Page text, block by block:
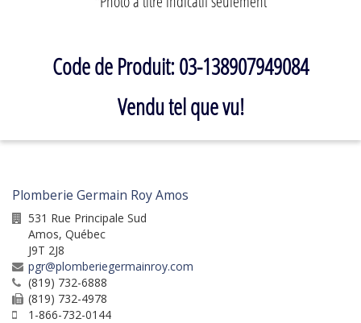
Code de Produit: 03-138907949084
Vendu tel que vu!
Plomberie Germain Roy Amos
531 Rue Principale Sud
Amos, Québec
J9T 2J8
pgr@plomberiegermainroy.com
(819) 732-6888
(819) 732-4978
1-866-732-0144